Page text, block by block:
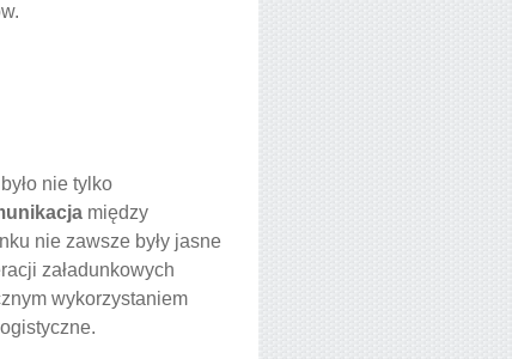
nie tylko
między
nie zawsze były jasne
załadunkowych
wykorzystaniem